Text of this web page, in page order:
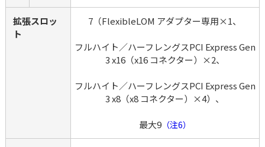
拡張スロッ
ト
7（FlexibleLOM アダプター専用×1、
フルハイト／ハーフレングスPCI Express Gen
3 x16（x16 コネクター）×2、
フルハイト／ハーフレングスPCI Express Gen
3 x8（x8 コネクター）×4）、
最大9（注6）